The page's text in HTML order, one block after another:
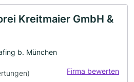
Kreitmaier GmbH &
b. München
Firma bewerten